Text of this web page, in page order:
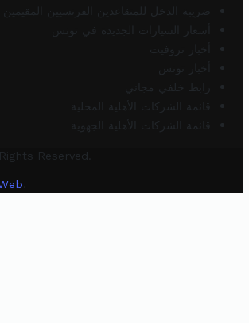
ضريبة الدخل للمتقاعدين الفرنسيين
أسعار السيارات الجديدة في تونس
أخبار تروفيت
أخبار تونس
رابط خلفي مجاني
قائمة الشركات الأهلية المحلية
قائمة الشركات الأهلية الجهوية
Reserved.